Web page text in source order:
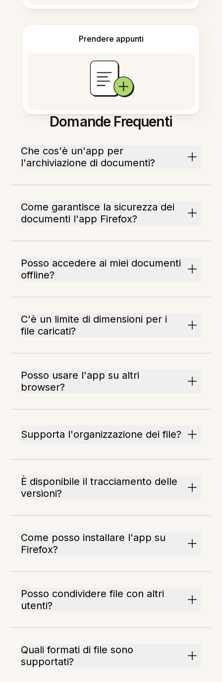
Prendere appunti
Domande Frequenti
Che cos'è un'app per
l'archiviazione di documenti?
Come garantisce la sicurezza dei
documenti l'app Firefox?
Posso accedere ai miei documenti
offline?
C'è un limite di dimensioni per i
file caricati?
Posso usare l'app su altri
browser?
Supporta l'organizzazione dei file?
È disponibile il tracciamento delle
versioni?
Come posso installare l'app su
Firefox?
Posso condividere file con altri
utenti?
Quali formati di file sono
supportati?